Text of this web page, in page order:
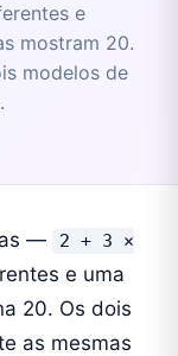
e
mostram 20.
modelos de
—
2 + 3 ×
e uma
20. Os dois
as mesmas